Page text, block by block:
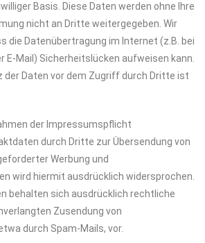
Basis. Diese Daten werden ohne Ihre
nicht an Dritte weitergegeben. Wir
die Datenübertragung im Internet (z.B. bei
E-Mail) Sicherheitslücken aufweisen kann.
der Daten vor dem Zugriff durch Dritte ist
der Impressumspflicht
durch Dritte zur Übersendung von
Werbung und
wird hiermit ausdrücklich widersprochen.
behalten sich ausdrücklich rechtliche
Zusendung von
durch Spam-Mails, vor.